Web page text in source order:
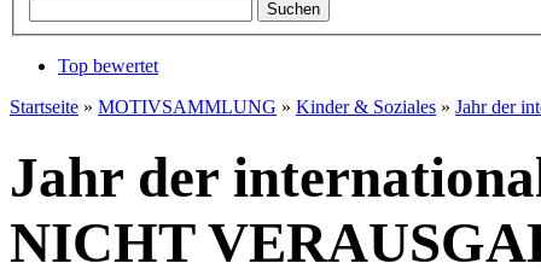
Top bewertet
Startseite » MOTIVSAMMLUNG » Kinder & Soziales » Jahr der
Jahr der
NICHT